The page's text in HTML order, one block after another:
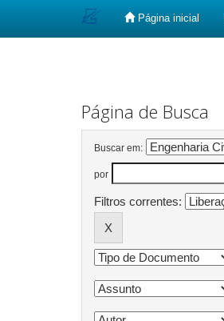
Página inicial
Página de Busca
Buscar em:
por
Filtros correntes: